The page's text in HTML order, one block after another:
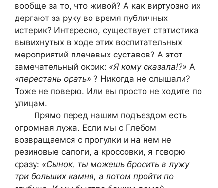
вообще за то, что живой? А как виртуозно их
дергают за руку во время публичных
истерик? Интересно, существует статистика
вывихнутых в ходе этих воспитательных
мероприятий плечевых суставов? А этот
замечательный окрик: «Я кому сказала!?» А
«перестань орать» ? Никогда не слышали?
Тоже не поверю. Или вы просто не ходите по
улицам.
Прямо перед нашим подъездом есть
огромная лужа. Если мы с Глебом
возвращаемся с прогулки и на нем не
резиновые сапоги, а кроссовки, я говорю
сразу: «Сынок, ты можешь бросить в лужу
три больших камня, а потом пройти по